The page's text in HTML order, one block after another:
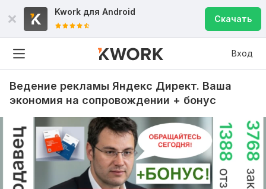
Kwork для Android
Скачать
Вход
Ведение рекламы Яндекс Директ. Ваша
экономия на сопровождении + бонус